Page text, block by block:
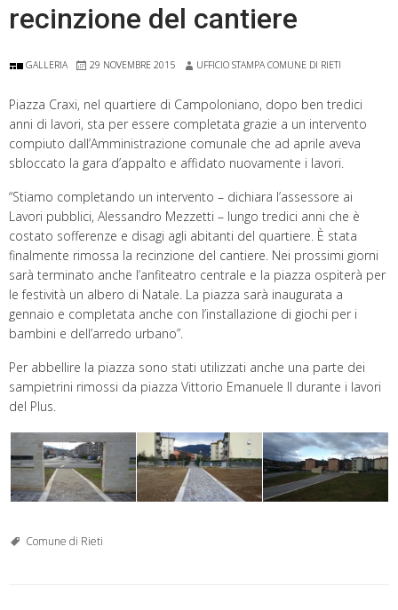
recinzione del cantiere
GALLERIA 29 NOVEMBRE 2015 UFFICIO STAMPA COMUNE DI RIETI
Piazza Craxi, nel quartiere di Campoloniano, dopo ben tredici
anni di lavori, sta per essere completata grazie a un intervento
compiuto dall’Amministrazione comunale che ad aprile aveva
sbloccato la gara d’appalto e affidato nuovamente i lavori.
“Stiamo completando un intervento – dichiara l’assessore ai
Lavori pubblici, Alessandro Mezzetti – lungo tredici anni che è
costato sofferenze e disagi agli abitanti del quartiere. È stata
finalmente rimossa la recinzione del cantiere. Nei prossimi giorni
sarà terminato anche l’anfiteatro centrale e la piazza ospiterà per
le festività un albero di Natale. La piazza sarà inaugurata a
gennaio e completata anche con l’installazione di giochi per i
bambini e dell’arredo urbano”.
Per abbellire la piazza sono stati utilizzati anche una parte dei
sampietrini rimossi da piazza Vittorio Emanuele II durante i lavori
del Plus.
Comune di Rieti